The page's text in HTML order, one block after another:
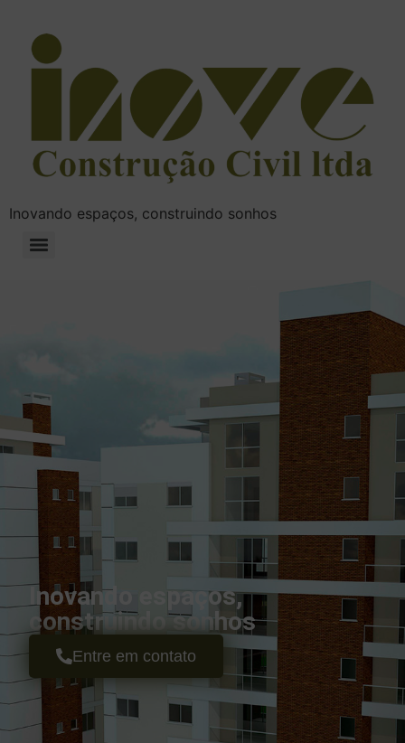
Inovando espaços, construindo sonhos
Inovando espaços,
construindo sonhos
Entre em contato